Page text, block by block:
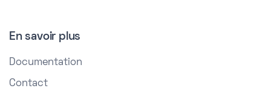
En savoir plus
Documentation
Contact